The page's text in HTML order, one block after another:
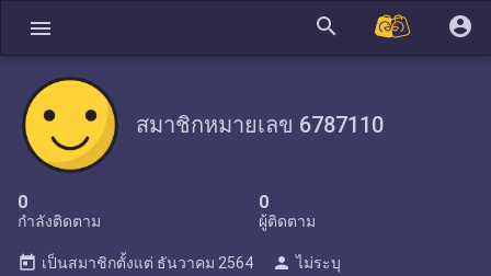
menu search account_circle
สมาชิกหมายเลข 6787110
0
กำลังติดตาม
0
ผู้ติดตาม
today เป็นสมาชิกตั้งแต่ ธันวาคม 2564 person ไม่ระบุ